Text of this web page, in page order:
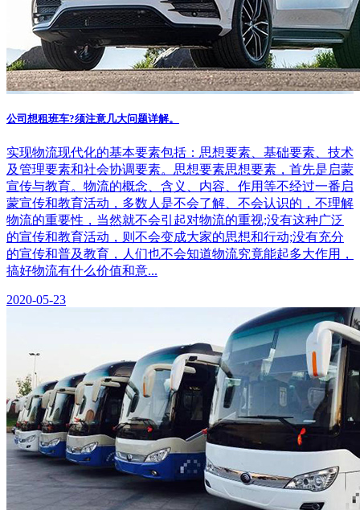
公司想租班车?须注意几大问题详解。
实现物流现代化的基本要素包括：思想要素、基础要素、技术
及管理要素和社会协调要素。思想要素思想要素，首先是启蒙
宣传与教育。物流的概念、含义、内容、作用等不经过一番启
蒙宣传和教育活动，多数人是不会了解、不会认识的，不理解
物流的重要性，当然就不会引起对物流的重视;没有这种广泛
的宣传和教育活动，则不会变成大家的思想和行动;没有充分
的宣传和普及教育，人们也不会知道物流究竟能起多大作用，
搞好物流有什么价值和意...
2020-05-23